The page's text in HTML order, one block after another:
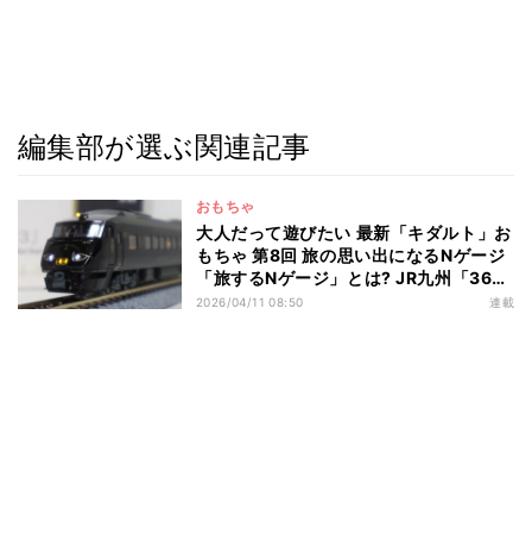
編集部が選ぶ関連記事
おもちゃ
大人だって遊びたい 最新「キダルト」お
もちゃ 第8回 旅の思い出になるNゲージ
「旅するNゲージ」とは? JR九州「36ぷ
らす3」登場
2026/04/11 08:50 連載